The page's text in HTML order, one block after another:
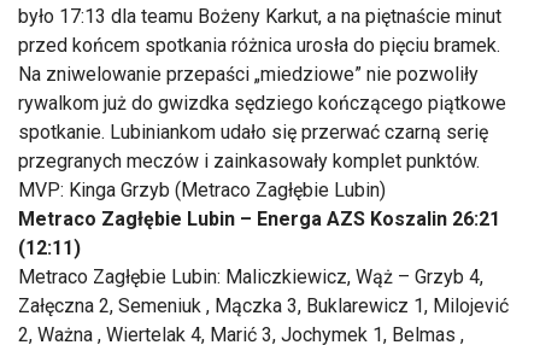
było 17:13 dla teamu Bożeny Karkut, a na piętnaście minut
przed końcem spotkania różnica urosła do pięciu bramek.
Na zniwelowanie przepaści „miedziowe” nie pozwoliły
rywalkom już do gwizdka sędziego kończącego piątkowe
spotkanie. Lubiniankom udało się przerwać czarną serię
przegranych meczów i zainkasowały komplet punktów.
MVP: Kinga Grzyb (Metraco Zagłębie Lubin)
Metraco Zagłębie Lubin – Energa AZS Koszalin 26:21
(12:11)
Metraco Zagłębie Lubin: Maliczkiewicz, Wąż – Grzyb 4,
Załęczna 2, Semeniuk , Mączka 3, Buklarewicz 1, Milojević
2, Ważna , Wiertelak 4, Marić 3, Jochymek 1, Belmas ,